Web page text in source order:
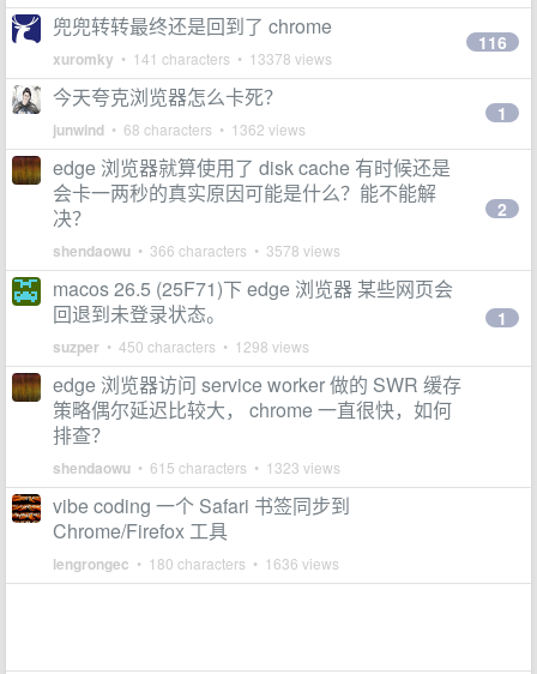
兜兜转转最终还是回到了 chrome
xuromky • 141 characters • 13378 views
116
今天夸克浏览器怎么卡死？
junwind • 68 characters • 1362 views
1
edge 浏览器就算使用了 disk cache 有时候还是
会卡一两秒的真实原因可能是什么？能不能解
决？
shendaowu • 366 characters • 3578 views
2
macos 26.5 (25F71)下 edge 浏览器 某些网页会
回退到未登录状态。
suzper • 450 characters • 1298 views
1
edge 浏览器访问 service worker 做的 SWR 缓存
策略偶尔延迟比较大， chrome 一直很快，如何
排查？
shendaowu • 615 characters • 1323 views
vibe coding 一个 Safari 书签同步到
Chrome/Firefox 工具
lengrongec • 180 characters • 1636 views